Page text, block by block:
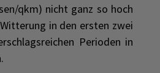
qkm) nicht ganz so hoch
in den ersten zwei
Perioden in